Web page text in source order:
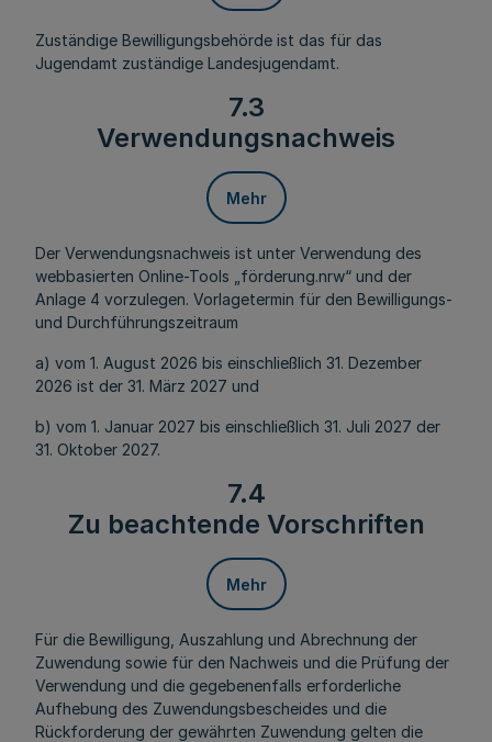
Zuständige Bewilligungsbehörde ist das für das
Jugendamt zuständige Landesjugendamt.
7.3
Verwendungsnachweis
Mehr
Der Verwendungsnachweis ist unter Verwendung des
webbasierten Online-Tools „ förderung.nrw“ und der
Anlage 4 vorzulegen. Vorlagetermin für den Bewilligungs-
und Durchführungszeitraum
a) vom 1. August 2026 bis einschließlich 31. Dezember
2026 ist der 31. März 2027 und
b) vom 1. Januar 2027 bis einschließlich 31. Juli 2027 der
31. Oktober 2027.
7.4
Zu beachtende Vorschriften
Mehr
Für die Bewilligung, Auszahlung und Abrechnung der
Zuwendung sowie für den Nachweis und die Prüfung der
Verwendung und die gegebenenfalls erforderliche
Aufhebung des Zuwendungsbescheides und die
Rückforderung der gewährten Zuwendung gelten die